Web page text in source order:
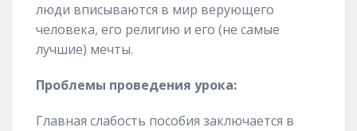
люди вписываются в мир верующего
человека, его религию и его (не самые
лучшие) мечты.
Проблемы проведения урока:
Главная слабость пособия заключается в